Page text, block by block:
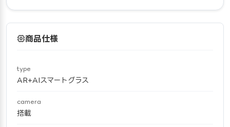
商品仕様
type
AR+AIスマートグラス
camera
搭載